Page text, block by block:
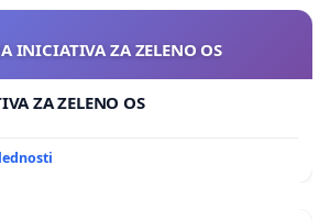
INICIATIVA ZA ZELENO OS
ZA ZELENO OS